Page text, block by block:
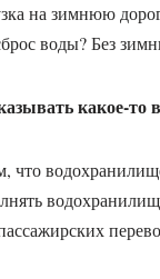
на зимнюю
воды? Без
какое-то
что